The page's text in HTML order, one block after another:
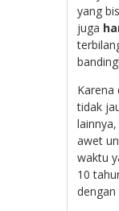
yang
juga
Karena
tidak
awet
waktu
10
dengan